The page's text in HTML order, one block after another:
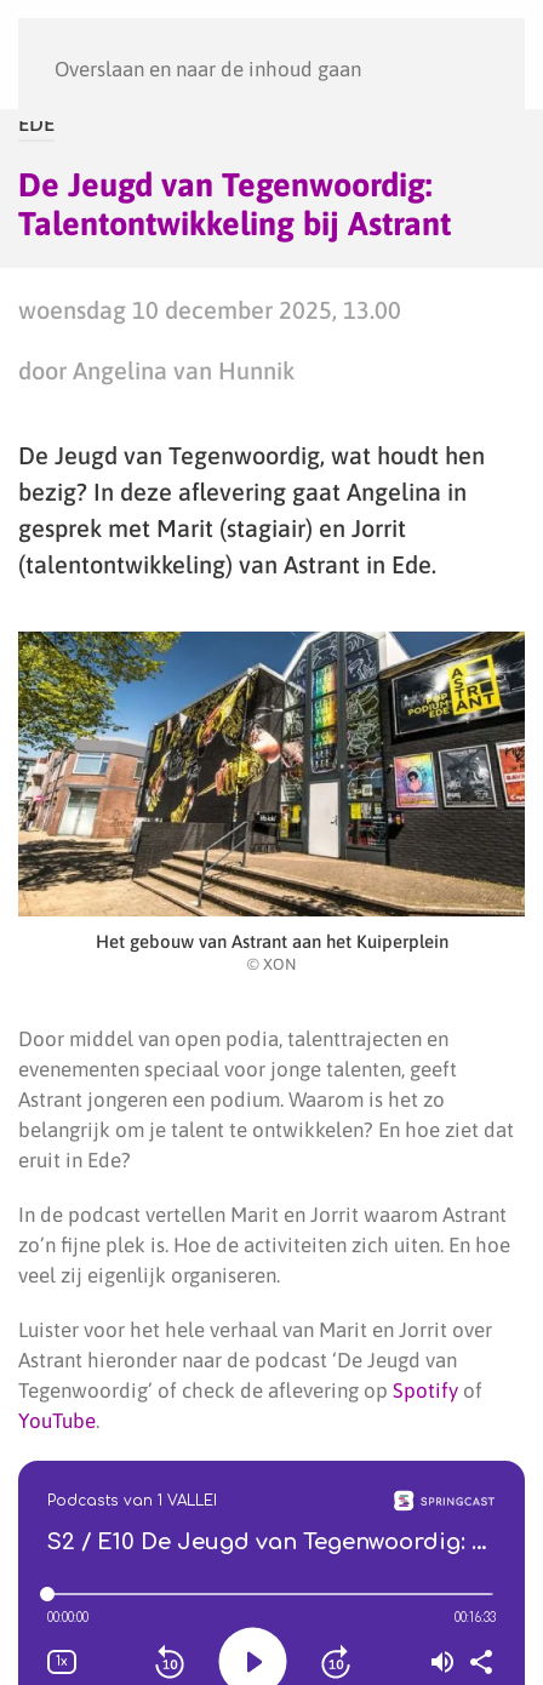
Overslaan en naar de inhoud gaan
EDE
De Jeugd van Tegenwoordig:
Talentontwikkeling bij Astrant
woensdag 10 december 2025, 13.00
door Angelina van Hunnik
De Jeugd van Tegenwoordig, wat houdt hen
bezig? In deze aflevering gaat Angelina in
gesprek met Marit (stagiair) en Jorrit
(talentontwikkeling) van Astrant in Ede.
Het gebouw van Astrant aan het Kuiperplein
© XON
Door middel van open podia, talenttrajecten en
evenementen speciaal voor jonge talenten, geeft
Astrant jongeren een podium. Waarom is het zo
belangrijk om je talent te ontwikkelen? En hoe ziet dat
eruit in Ede?
In de podcast vertellen Marit en Jorrit waarom Astrant
zo’n fijne plek is. Hoe de activiteiten zich uiten. En hoe
veel zij eigenlijk organiseren.
Luister voor het hele verhaal van Marit en Jorrit over
Astrant hieronder naar de podcast ‘De Jeugd van
Tegenwoordig’ of check de aflevering op Spotify of
YouTube.